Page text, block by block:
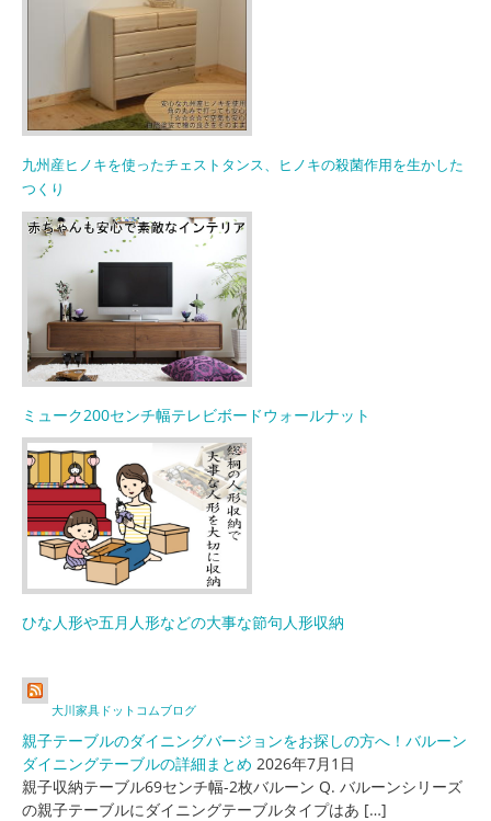
九州産ヒノキを使ったチェストタンス、ヒノキの殺菌作用を生かした
つくり
ミューク200センチ幅テレビボードウォールナット
ひな人形や五月人形などの大事な節句人形収納
大川家具ドットコムブログ
親子テーブルのダイニングバージョンをお探しの方へ！バルーン
ダイニングテーブルの詳細まとめ 2026年7月1日
親子収納テーブル69センチ幅-2枚バルーン Q. バルーンシリーズ
の親子テーブルにダイニングテーブルタイプはあ […]